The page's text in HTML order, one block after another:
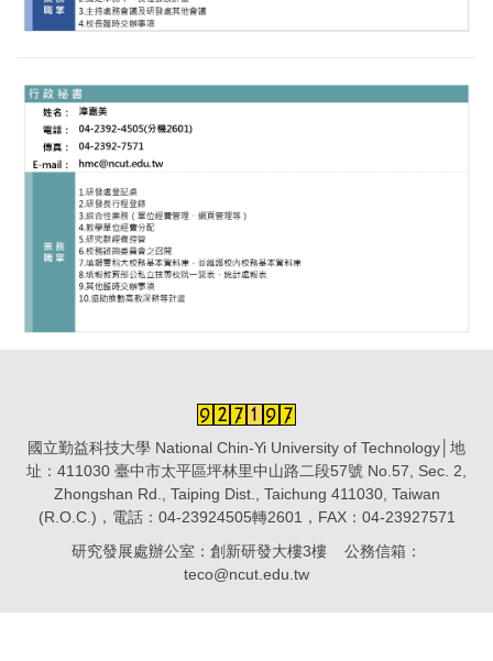
國立勤益科技大學 National Chin-Yi University of Technology│地
址：411030 臺中市太平區坪林里中山路二段57號 No.57, Sec. 2,
Zhongshan Rd., Taiping Dist., Taichung 411030, Taiwan
(R.O.C.)，電話：04-23924505轉2601，FAX：04-23927571
研究發展處辦公室：創新研發大樓3樓 公務信箱：
teco@ncut.edu.tw